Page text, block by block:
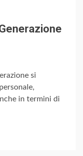
si
in termini di